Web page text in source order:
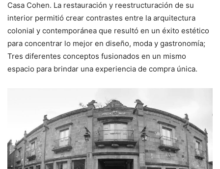
Casa Cohen. La restauración y reestructuración de su
interior permitió crear contrastes entre la arquitectura
colonial y contemporánea que resultó en un éxito estético
para concentrar lo mejor en diseño, moda y gastronomía;
Tres diferentes conceptos fusionados en un mismo
espacio para brindar una experiencia de compra única.